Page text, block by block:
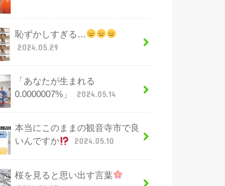
恥ずかしすぎる…
2024.05.29
「あなたが生まれる
0.0000007%」
2024.05.14
本当にこのままの観音寺市で良
いんですか
2024.05.10
桜を見ると思い出す言葉